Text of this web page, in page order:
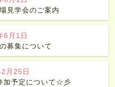
見学会のご案内
6月1日
募集について
月25日
加予定について☆彡